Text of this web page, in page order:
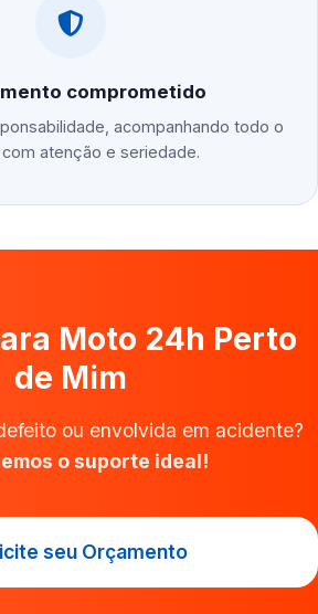
comprometido
acompanhando todo o
atenção e seriedade.
Moto 24h Perto
de Mim
ou envolvida em acidente?
o suporte ideal!
seu Orçamento